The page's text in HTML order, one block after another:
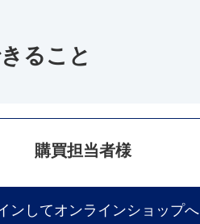
ること
購買担当者様
ンしてオンラインショップへ